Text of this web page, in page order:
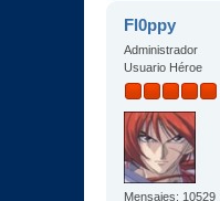
Fl0ppy
Administrador
Usuario Héroe
Mensajes: 10529